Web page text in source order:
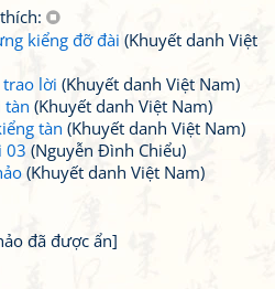
kiểng đỡ đài (Khuyết danh Việt
trao lời (Khuyết danh Việt Nam)
tàn (Khuyết danh Việt Nam)
tàn (Khuyết danh Việt Nam)
03 (Nguyễn Đình Chiểu)
(Khuyết danh Việt Nam)
đã được ẩn]